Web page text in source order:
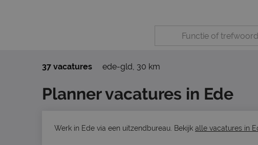
37 vacatures ede-gld, 30 km
Planner vacatures in Ede
Werk in Ede via een uitzendbureau. Bekijk alle vacatures in